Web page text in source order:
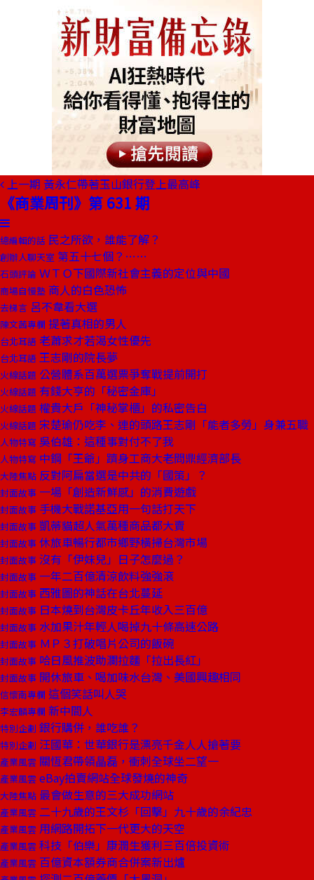
上一期 黃永仁帶著玉山銀行登上最高峰
《商業周刊》第 631 期
總編輯的話 民之所欲，誰能了解？
創辦人聊天室 第五十七個？……
石頭評論 ＷＴＯ下國際新社會主義的定位與中國
商場自慢塾 商人的白色恐怖
去梯言 呂不韋看大選
陳文茜專欄 提著真相的男人
台北耳語 老蕭求才若渴女性優先
台北耳語 王志剛的院長夢
火線話題 公營體系百萬選票爭奪戰提前開打
火線話題 有錢大亨的「秘密金庫」
火線話題 權貴大戶「神秘掌櫃」的私密告白
火線話題 宋楚瑜仍吃李、連的頭路王志剛「能者多勞」身兼五職
人物特寫 吳伯雄：這種事對付不了我
人物特寫 中鋼「王爺」躋身工商大老問鼎經濟部長
大陸焦點 反對阿扁當選是中共的「國策」？
封面故事 一場「創造新鮮感」的消費遊戲
封面故事 手機大戰諾基亞用一句話打天下
封面故事 凱蒂貓超人氣萬種商品都大賣
封面故事 休旅車暢行都市鄉野橫掃台灣市場
封面故事 沒有「伊妹兒」日子怎麼過？
封面故事 一年二百億清涼飲料強強滾
封面故事 西雅圖的神話在台北蔓延
封面故事 日本燒到台灣皮卡丘年收入三百億
封面故事 水加果汁年輕人喝掉九十條高速公路
封面故事 ＭＰ３打破唱片公司的飯碗
封面故事 哈日風推波助瀾拉麵「拉出長紅」
封面故事 開休旅車、喝加味水台灣、美國興趣相同
信懷南專欄 這個笑話叫人哭
李宏麟專欄 新中間人
特別企劃 銀行購併，誰吃誰？
特別企劃 汪國華：世華銀行是漂亮千金人人搶著要
產業風雲 關恆君帶領晶磊，衝刺全球坐二望一
產業風雲 eBay拍賣網站全球發燒的神奇
大陸焦點 最會做生意的三大成功網站
產業風雲 二十九歲的王文杉「回擊」九十歲的余紀忠
產業風雲 用網路開拓下一代更大的天空
產業風雲 科技「伯樂」康潤生獲利三百倍投資術
產業風雲 百億資本額券商合併案新出爐